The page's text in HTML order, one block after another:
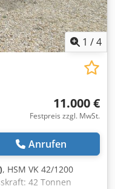
1 /4
11.000 €
Festpreis zzgl. MwSt.
Anrufen
, HSM VK 42/1200
42 Tonnen